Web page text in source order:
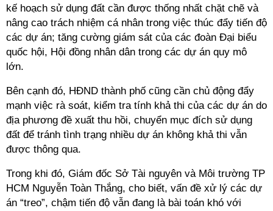
kế hoạch sử dụng đất cần được thống nhất chặt chẽ và
nâng cao trách nhiệm cá nhân trong việc thúc đẩy tiến độ
các dự án; tăng cường giám sát của các đoàn Đại biểu
quốc hội, Hội đồng nhân dân trong các dự án quy mô
lớn.
Bên cạnh đó, HĐND thành phố cũng cần chủ động đẩy
mạnh việc rà soát, kiểm tra tính khả thi của các dự án do
địa phương đề xuất thu hồi, chuyển mục đích sử dụng
đất để tránh tình trạng nhiều dự án không khả thi vẫn
được thông qua.
Trong khi đó, Giám đốc Sở Tài nguyên và Môi trường TP
HCM Nguyễn Toàn Thắng, cho biết, vấn đề xử lý các dự
án “treo”, chậm tiến độ vẫn đang là bài toán khó với